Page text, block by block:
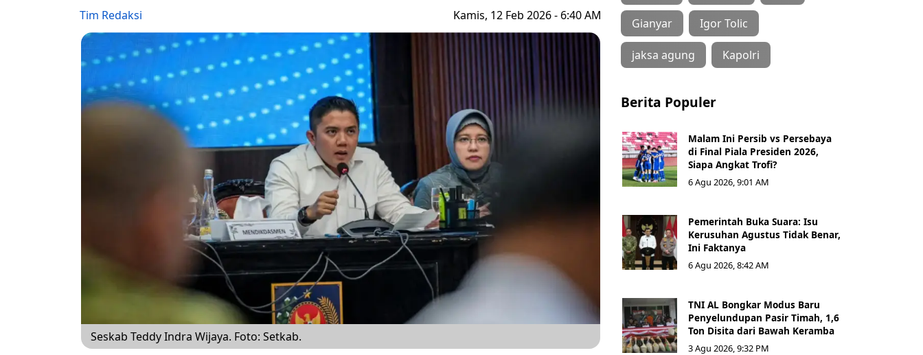
Tim Redaksi Kamis, 12 Feb 2026 - 6:40 AM
Seskab Teddy Indra Wijaya. Foto: Setkab.
Gianyar Igor Tolic
jaksa agung Kapolri
Berita Populer
Malam Ini Persib vs Persebaya
di Final Piala Presiden 2026,
Siapa Angkat Trofi?
6 Agu 2026, 9:01 AM
Pemerintah Buka Suara: Isu
Kerusuhan Agustus Tidak Benar,
Ini Faktanya
6 Agu 2026, 8:42 AM
TNI AL Bongkar Modus Baru
Penyelundupan Pasir Timah, 1,6
Ton Disita dari Bawah Keramba
3 Agu 2026, 9:32 PM